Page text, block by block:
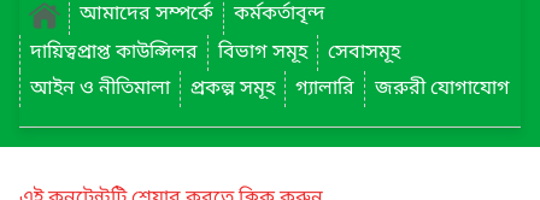
আমাদের সম্পর্কে
কর্মকর্তাবৃন্দ
দায়িত্বপ্রাপ্ত কাউন্সিলর
বিভাগ সমূহ
সেবাসমূহ
আইন ও নীতিমালা
প্রকল্প সমূহ গ্যালারি জরুরী যোগাযোগ